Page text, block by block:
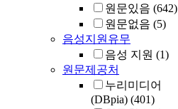
원문있음 (642)
원문없음 (5)
음성지원유무
음성 지원 (1)
원문제공처
누리미디어
(DBpia) (401)